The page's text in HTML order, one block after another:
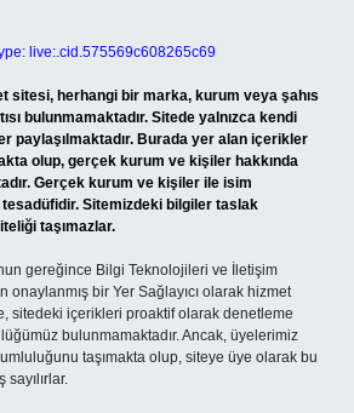
live:.cid.575569c608265c69
sitesi, herhangi bir marka, kurum veya şahıs
bulunmamaktadır. Sitede yalnızca kendi
paylaşılmaktadır. Burada yer alan içerikler
olup, gerçek kurum ve kişiler hakkında
Gerçek kurum ve kişiler ile isim
Sitemizdeki bilgiler taslak
taşımazlar.
gereğince Bilgi Teknolojileri ve İletişim
onaylanmış bir Yer Sağlayıcı olarak hizmet
sitedeki içerikleri proaktif olarak denetleme
bulunmamaktadır. Ancak, üyelerimiz
taşımakta olup, siteye üye olarak bu